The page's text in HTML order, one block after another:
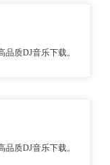
质DJ音乐下载。
质DJ音乐下载。